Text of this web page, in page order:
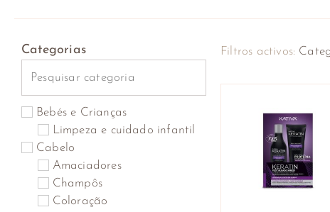
Categorias
Bebés e Crianças
Limpeza e cuidado infantil
Cabelo
Amaciadores
Champôs
Coloração
Filtros activos: